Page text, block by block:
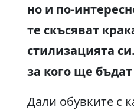
но и по-
те скъсяват
стилизацията
за кого ще
Дали обувките с